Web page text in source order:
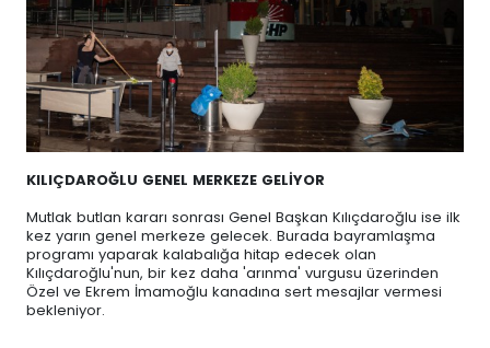
KILIÇDAROĞLU GENEL MERKEZE GELİYOR
Mutlak butlan kararı sonrası Genel Başkan Kılıçdaroğlu ise ilk
kez yarın genel merkeze gelecek. Burada bayramlaşma
programı yaparak kalabalığa hitap edecek olan
Kılıçdaroğlu'nun, bir kez daha 'arınma' vurgusu üzerinden
Özel ve Ekrem İmamoğlu kanadına sert mesajlar vermesi
bekleniyor.